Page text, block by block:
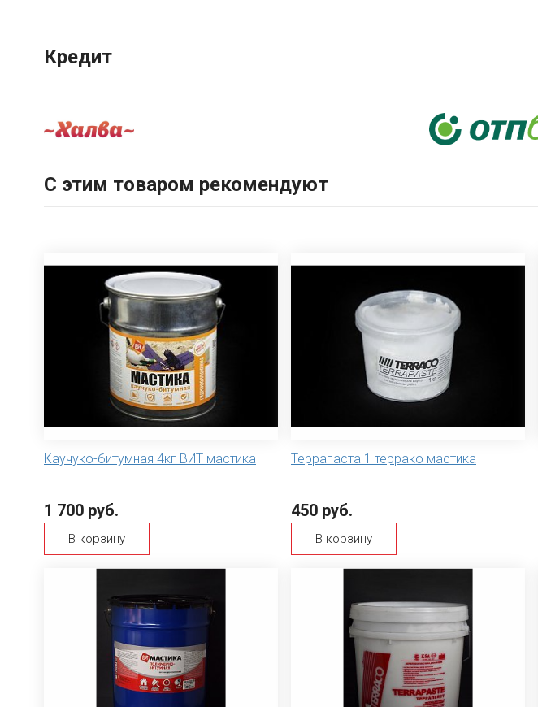
Кредит
С этим товаром рекомендуют
Каучуко-битумная 4кг ВИТ мастика
1 700 руб.
В корзину
Террапаста 1 террако мастика
450 руб.
В корзину